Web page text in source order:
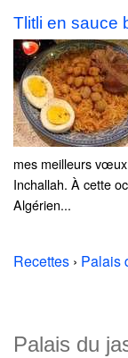
Tlitli en sauce
mes meilleurs
Inchallah. À cette
Algérien...
Recettes › Palais
Palais du